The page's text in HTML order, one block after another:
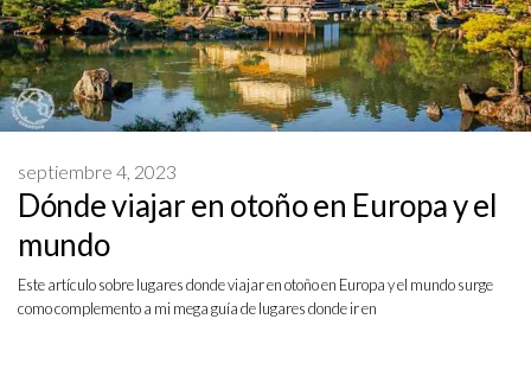
Dónde viajar en otoño en Europa y el
mundo
septiembre 4, 2023
Este artículo sobre lugares donde viajar en otoño en Europa y el mundo surge
como complemento a mi mega guía de lugares donde ir en